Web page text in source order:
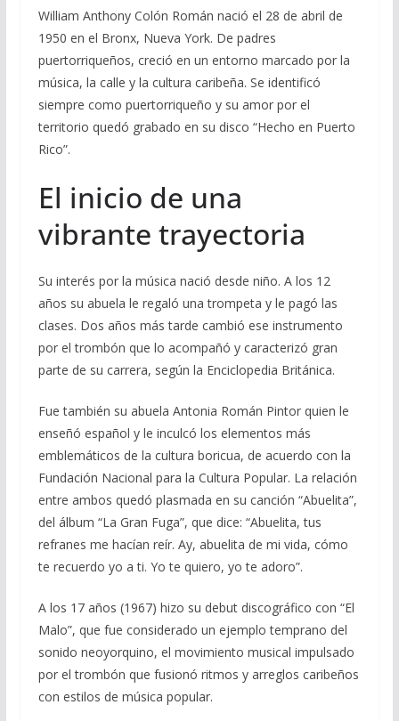
William Anthony Colón Román nació el 28 de abril de
1950 en el Bronx, Nueva York. De padres
puertorriqueños, creció en un entorno marcado por la
música, la calle y la cultura caribeña. Se identificó
siempre como puertorriqueño y su amor por el
territorio quedó grabado en su disco “Hecho en Puerto
Rico”.
El inicio de una
vibrante trayectoria
Su interés por la música nació desde niño. A los 12
años su abuela le regaló una trompeta y le pagó las
clases. Dos años más tarde cambió ese instrumento
por el trombón que lo acompañó y caracterizó gran
parte de su carrera, según la Enciclopedia Británica.
Fue también su abuela Antonia Román Pintor quien le
enseñó español y le inculcó los elementos más
emblemáticos de la cultura boricua, de acuerdo con la
Fundación Nacional para la Cultura Popular. La relación
entre ambos quedó plasmada en su canción “Abuelita”,
del álbum “La Gran Fuga”, que dice: “Abuelita, tus
refranes me hacían reír. Ay, abuelita de mi vida, cómo
te recuerdo yo a ti. Yo te quiero, yo te adoro”.
A los 17 años (1967) hizo su debut discográfico con “El
Malo”, que fue considerado un ejemplo temprano del
sonido neoyorquino, el movimiento musical impulsado
por el trombón que fusionó ritmos y arreglos caribeños
con estilos de música popular.